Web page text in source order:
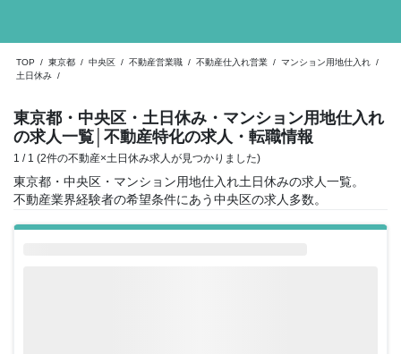
TOP / 東京都 / 中央区 / 不動産営業職 / 不動産仕入れ営業 / マンション用地仕入れ /
土日休み /
東京都・中央区・土日休み・マンション用地仕入れ
の求人一覧 │不動産特化の求人・転職情報
1 / 1 (2件の不動産×土日休み求人が見つかりました)
東京都・中央区・マンション用地仕入れ土日休みの求人一覧。
不動産業界経験者の希望条件にあう中央区の求人多数。